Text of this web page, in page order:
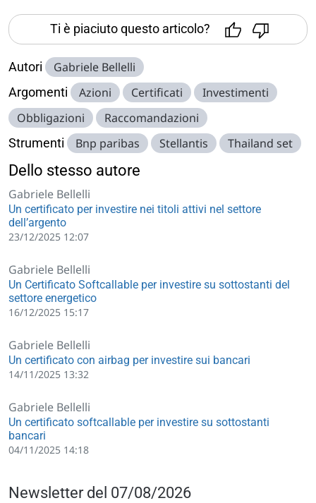
Ti è piaciuto questo articolo?
Autori Gabriele Bellelli
Argomenti Azioni Certificati
Investimenti
Obbligazioni
Raccomandazioni
Strumenti Bnp paribas Stellantis Thailand set
Dello stesso autore
Gabriele Bellelli
Un certificato per investire nei titoli attivi nel settore
dell’argento
23/12/2025 12:07
Gabriele Bellelli
Un Certificato Softcallable per investire su sottostanti del
settore energetico
16/12/2025 15:17
Gabriele Bellelli
Un certificato con airbag per investire sui bancari
14/11/2025 13:32
Gabriele Bellelli
Un certificato softcallable per investire su sottostanti
bancari
04/11/2025 14:18
Newsletter del 07/08/2026